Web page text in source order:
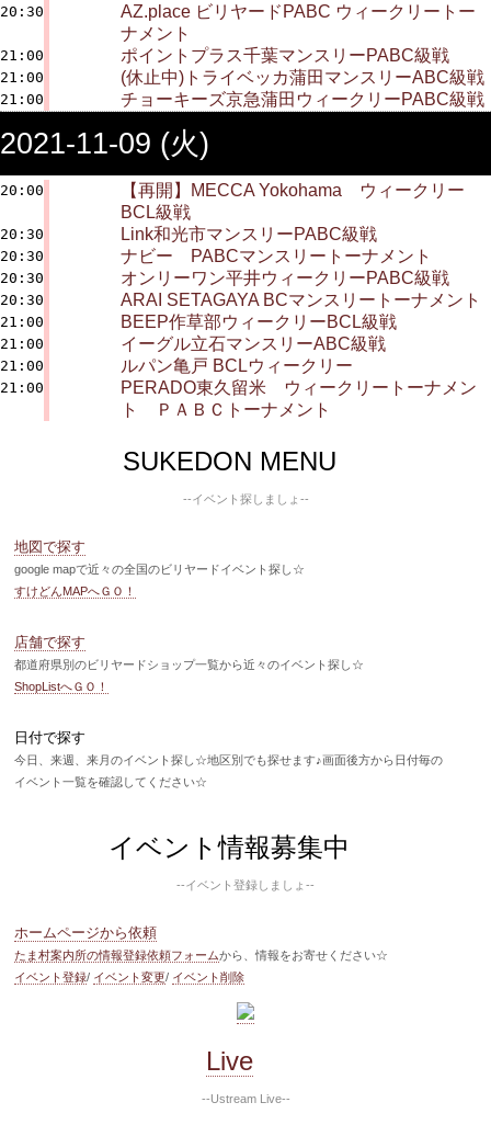
20:30
AZ.place ビリヤードPABC ウィークリートー
ナメント
21:00 ポイントプラス千葉マンスリーPABC級戦
21:00 (休止中)トライベッカ蒲田マンスリーABC級戦
21:00 チョーキーズ京急蒲田ウィークリーPABC級戦
2021-11-09 (火)
20:00
【再開】MECCA Yokohama ウィークリー
BCL級戦
20:30 Link和光市マンスリーPABC級戦
20:30 ナビー PABCマンスリートーナメント
20:30 オンリーワン平井ウィークリーPABC級戦
20:30 ARAI SETAGAYA BCマンスリートーナメント
21:00 BEEP作草部ウィークリーBCL級戦
21:00 イーグル立石マンスリーABC級戦
21:00 ルパン亀戸 BCLウィークリー
21:00
PERADO東久留米 ウィークリートーナメン
ト ＰＡＢＣトーナメント
SUKEDON MENU
--イベント探しましょ--
地図で探す
google mapで近々の全国のビリヤードイベント探し☆
すけどんMAPへＧＯ！
店舗で探す
都道府県別のビリヤードショップ一覧から近々のイベント探し☆
ShopListへＧＯ！
日付で探す
今日、来週、来月のイベント探し☆地区別でも探せます♪画面後方から日付毎の
イベント一覧を確認してください☆
イベント情報募集中
--イベント登録しましょ--
ホームページから依頼
たま村案内所の情報登録依頼フォームから、情報をお寄せください☆
イベント登録/ イベント変更/ イベント削除
Live
--Ustream Live--